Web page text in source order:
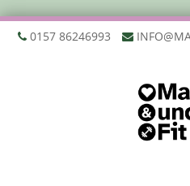
‭0157 86246993‬